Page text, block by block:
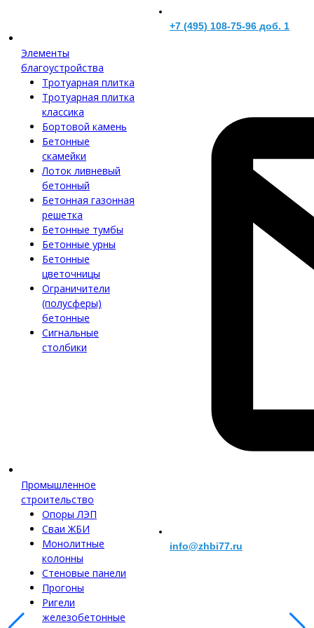
Элементы
благоустройства
Тротуарная плитка
Тротуарная плитка
классика
Бортовой камень
Бетонные
скамейки
Лоток ливневый
бетонный
Бетонная газонная
решетка
Бетонные тумбы
Бетонные урны
Бетонные
цветочницы
Ограничители
(полусферы)
бетонные
Сигнальные
столбики
Промышленное
строительство
Опоры ЛЭП
Сваи ЖБИ
Монолитные
колонны
Стеновые панели
Прогоны
Ригели
железобетонные
+7 (495) 108-75-96 доб. 1
info@zhbi77.ru